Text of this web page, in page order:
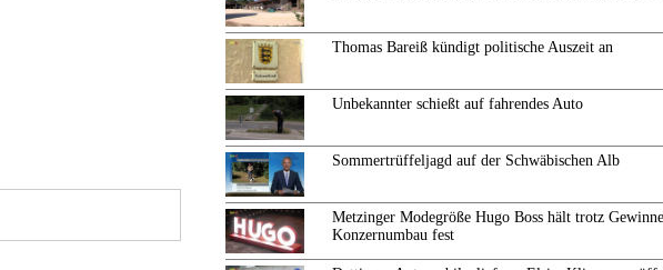
Thomas Bareiß kündigt politische Auszeit an
Unbekannter schießt auf fahrendes Auto
Sommertrüffeljagd auf der Schwäbischen Alb
Metzinger Modegröße Hugo Boss hält trotz
Konzernumbau fest